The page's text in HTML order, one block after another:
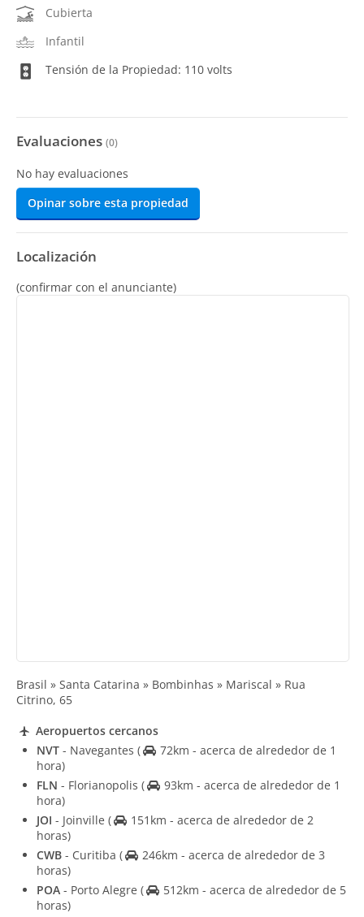
Cubierta
Infantil
Tensión de la Propiedad: 110 volts
Evaluaciones (0)
No hay evaluaciones
Opinar sobre esta propiedad
Localización
(confirmar con el anunciante)
Brasil » Santa Catarina » Bombinhas » Mariscal » Rua
Citrino, 65
Aeropuertos cercanos
NVT - Navegantes (
72km - acerca de alrededor de 1
hora)
FLN - Florianopolis (
93km - acerca de alrededor de 1
hora)
JOI - Joinville (
151km - acerca de alrededor de 2
horas)
CWB - Curitiba (
246km - acerca de alrededor de 3
horas)
POA - Porto Alegre (
512km - acerca de alrededor de 5
horas)